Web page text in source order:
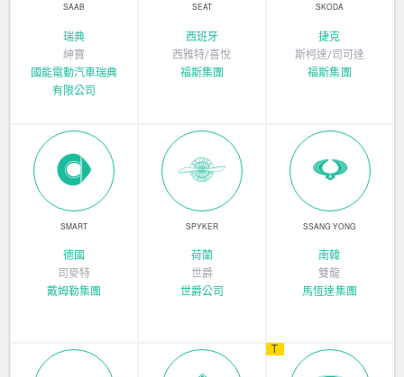
SAAB
瑞典
紳寶
國能電動汽車瑞典
有限公司
SEAT
西班牙
西雅特/喜悅
福斯集團
SKODA
捷克
斯柯達/司可達
福斯集團
SMART
德國
司麥特
戴姆勒集團
SPYKER
荷蘭
世爵
世爵公司
SSANG YONG
南韓
雙龍
馬恆達集團
T